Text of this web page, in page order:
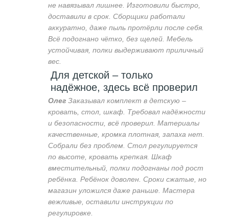
не навязывал лишнее. Изготовили быстро,
доставили в срок. Сборщики работали
аккуратно, даже пыль протёрли после себя.
Всё подогнано чётко, без щелей. Мебель
устойчивая, полки выдерживают приличный
вес.
Для детской – только
надёжное, здесь всё проверил
Олег Заказывал комплект в детскую –
кровать, стол, шкаф. Требовал надёжности
и безопасности, всё проверил. Материалы
качественные, кромка плотная, запаха нет.
Собрали без проблем. Стол регулируется
по высоте, кровать крепкая. Шкаф
вместительный, полки подогнаны под рост
ребёнка. Ребёнок доволен. Сроки сжатые, но
магазин уложился даже раньше. Мастера
вежливые, оставили инструкции по
регулировке.